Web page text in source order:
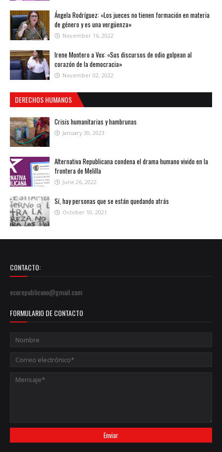
Ángela Rodríguez: «Los jueces no tienen formación en materia
de género y es una vergüenza»
November 16, 2022
Irene Montero a Vox: «Sus discursos de odio golpean al
corazón de la democracia»
November 02, 2022
DERECHOS HUMANOS
Crisis humanitarias y hambrunas
January 30, 2023
Alternativa Republicana condena el drama humano vivido en la
frontera de Melilla
June 26, 2022
Sí, hay personas que se están quedando atrás
October 10, 2021
CONTACTO:
ecorepublicano@gmail.com
FORMULARIO DE CONTACTO